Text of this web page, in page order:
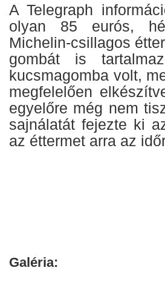
A Telegraph
olyan 85 eurós,
Michelin-csillagos
gombát is
kucsmagomba volt,
megfelelően
egyelőre még nem
sajnálatát fejezte ki
az éttermet arra az
Galéria: